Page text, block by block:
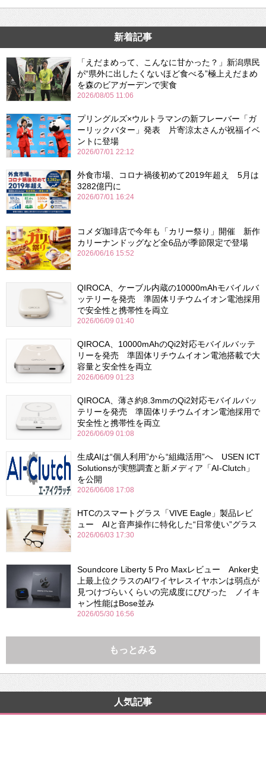
新着記事
「えだまめって、こんなに甘かった？」新潟県民
が“県外に出したくないほど食べる”極上えだまめ
を森のビアガーデンで実食
2026/08/05 11:06
プリングルズ×ウルトラマンの新フレーバー「ガ
ーリックバター」発表 片寄涼太さんが祝福イベ
ントに登場
2026/07/01 22:12
外食市場、コロナ禍後初めて2019年超え 5月は
3282億円に
2026/07/01 16:24
コメダ珈琲店で今年も「カリー祭り」開催 新作
カリーナンドッグなど全6品が季節限定で登場
2026/06/16 15:52
QIROCA、ケーブル内蔵の10000mAhモバイルバ
ッテリーを発売 準固体リチウムイオン電池採用
で安全性と携帯性を両立
2026/06/09 01:40
QIROCA、10000mAhのQi2対応モバイルバッテ
リーを発売 準固体リチウムイオン電池搭載で大
容量と安全性を両立
2026/06/09 01:23
QIROCA、薄さ約8.3mmのQi2対応モバイルバッ
テリーを発売 準固体リチウムイオン電池採用で
安全性と携帯性を両立
2026/06/09 01:08
生成AIは“個人利用”から“組織活用”へ USEN ICT
Solutionsが実態調査と新メディア「AI-Clutch」
を公開
2026/06/08 17:08
HTCのスマートグラス「VIVE Eagle」製品レビ
ュー AIと音声操作に特化した“日常使い”グラス
2026/06/03 17:30
Soundcore Liberty 5 Pro Maxレビュー Anker史
上最上位クラスのAIワイヤレスイヤホンは弱点が
見つけづらいくらいの完成度にびびった ノイキ
ャン性能はBose並み
2026/05/30 16:56
もっとみる
人気記事